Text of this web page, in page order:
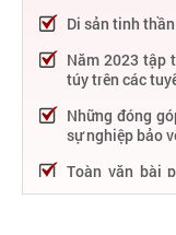
Di sản tinh
Năm 2023 tập
túy trên các
Những đóng
sự nghiệp bảo
Toàn văn bài
Trọng tại Lễ kỷ